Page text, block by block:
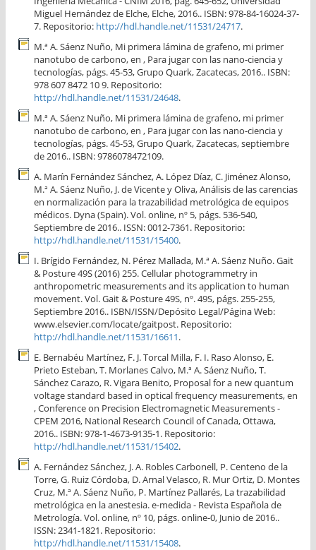
Miguel Hernández de Elche, Elche, 2016.. ISBN: 978-84-16024-37-
7. Repositorio: http://hdl.handle.net/11531/24717.
M.ª A. Sáenz Nuño, Mi primera lámina de grafeno, mi primer
nanotubo de carbono, en , Para jugar con las nano-ciencia y
tecnologías, págs. 45-53, Grupo Quark, Zacatecas, 2016.. ISBN:
978 607 8472 10 9. Repositorio:
http://hdl.handle.net/11531/24648.
M.ª A. Sáenz Nuño, Mi primera lámina de grafeno, mi primer
nanotubo de carbono, en , Para jugar con las nano-ciencia y
tecnologías, págs. 45-53, Grupo Quark, Zacatecas, septiembre
de 2016.. ISBN: 9786078472109.
A. Marín Fernández Sánchez, A. López Díaz, C. Jiménez Alonso,
M.ª A. Sáenz Nuño, J. de Vicente y Oliva, Análisis de las carencias
en normalización para la trazabilidad metrológica de equipos
médicos. Dyna (Spain). Vol. online, nº 5, págs. 536-540,
Septiembre de 2016.. ISSN: 0012-7361. Repositorio:
http://hdl.handle.net/11531/15400.
I. Brígido Fernández, N. Pérez Mallada, M.ª A. Sáenz Nuño. Gait
& Posture 49S (2016) 255. Cellular photogrammetry in
anthropometric measurements and its application to human
movement. Vol. Gait & Posture 49S, nº. 49S, págs. 255-255,
Septiembre 2016.. ISBN/ISSN/Depósito Legal/Página Web:
www.elsevier.com/locate/gaitpost. Repositorio:
http://hdl.handle.net/11531/16611.
E. Bernabéu Martínez, F. J. Torcal Milla, F. I. Raso Alonso, E.
Prieto Esteban, T. Morlanes Calvo, M.ª A. Sáenz Nuño, T.
Sánchez Carazo, R. Vigara Benito, Proposal for a new quantum
voltage standard based in optical frequency measurements, en
, Conference on Precision Electromagnetic Measurements -
CPEM 2016, National Research Council of Canada, Ottawa,
2016.. ISBN: 978-1-4673-9135-1. Repositorio:
http://hdl.handle.net/11531/15402.
A. Fernández Sánchez, J. A. Robles Carbonell, P. Centeno de la
Torre, G. Ruiz Córdoba, D. Arnal Velasco, R. Mur Ortiz, D. Montes
Cruz, M.ª A. Sáenz Nuño, P. Martínez Pallarés, La trazabilidad
metrológica en la anestesia. e-medida - Revista Española de
Metrología. Vol. online, nº 10, págs. online-0, Junio de 2016..
ISSN: 2341-1821. Repositorio:
http://hdl.handle.net/11531/15408.